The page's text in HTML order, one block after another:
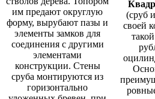
им предают округлую
форму, вырубают пазы и
элементы замков для
соединения с другими
элементами
конструкции. Стены
сруба монтируются из
горизонтально
(сруб
своей